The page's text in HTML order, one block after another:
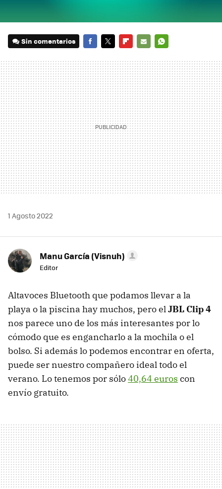
Sin comentarios
MAIL
1 Agosto 2022
Manu García (Visnuh)
Editor
Altavoces Bluetooth que podamos llevar a la
playa o la piscina hay muchos, pero elJBL Clip 4
nos parece uno de los más interesantes por lo
cómodo que es engancharlo a la mochila o el
bolso. Si además lo podemos encontrar en oferta,
puede ser nuestro compañero ideal todo el
verano. Lo tenemos por sólo40,64 euros con
envío gratuito.